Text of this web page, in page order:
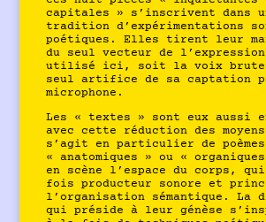
capitales » s’inscrivent dans
tradition d’expérimentations
poétiques. Elles tirent leur
du seul vecteur de
utilisé ici, soit la voix
seul artifice de sa captation
microphone.
Les « textes » sont eux aussi
avec cette réduction des
s’agit en particulier de poèmes
« anatomiques » ou «
en scène l’espace du corps,
fois producteur sonore et
l’organisation sémantique. La
qui préside à leur génèse